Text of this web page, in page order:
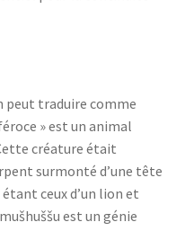
peut traduire comme
» est un animal
créature était
surmonté d’une tête
ceux d’un lion et
est un génie